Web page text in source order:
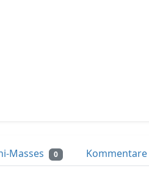
Masses 0 Kommentare